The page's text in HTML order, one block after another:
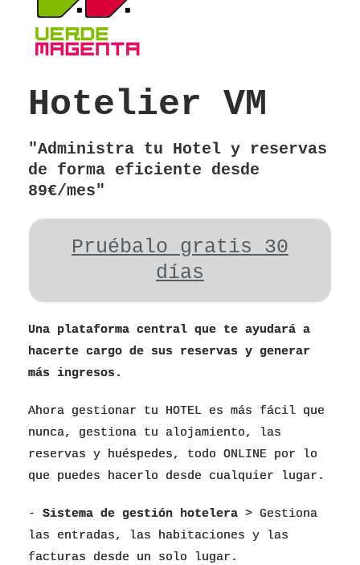
Hotelier VM
"Administra tu Hotel y reservas
de forma eficiente desde
89€/mes"
Pruébalo gratis 30
días
Una plataforma central que te ayudará a
hacerte cargo de sus reservas y generar
más ingresos.
Ahora gestionar tu HOTEL es más fácil que
nunca, gestiona tu alojamiento, las
reservas y huéspedes, todo ONLINE por lo
que puedes hacerlo desde cualquier lugar.
- Sistema de gestión hotelera > Gestiona
las entradas, las habitaciones y las
facturas desde un solo lugar.